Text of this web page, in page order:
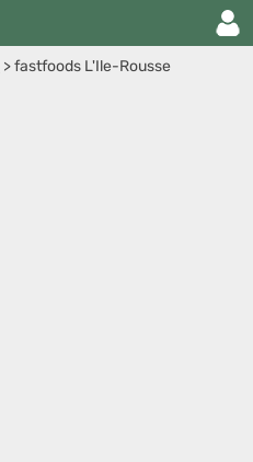
>fastfoods L'Ile-Rousse